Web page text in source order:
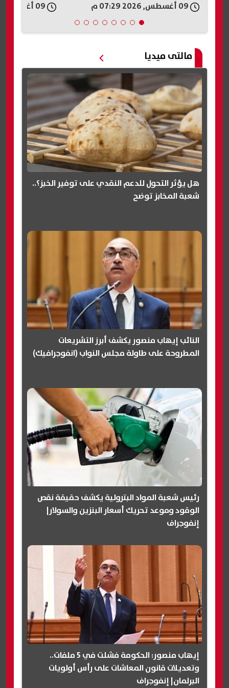
مالتى ميديا
هل يؤثر التحول للدعم النقدي على توفير الخبز؟..
شعبة المخابز توضح
النائب إيهاب منصور يكشف أبرز التشريعات
المطروحة على طاولة مجلس النواب (انفوجرافيك)
رئيس شعبة المواد البترولية يكشف حقيقة نقص
الوقود وموعد تحريك أسعار البنزين والسولار|
إنفوجراف
إيهاب منصور: الحكومة فشلت في 5 ملفات..
وتعديلات قانون المعاشات على رأس أولويات
البرلمان| إنفوجراف